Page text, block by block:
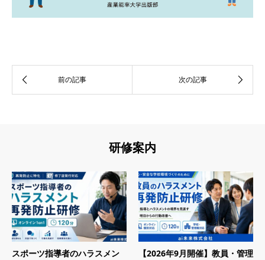
研修案内
スポーツ指導者のハラスメン
【2026年9月開催】教員・管理